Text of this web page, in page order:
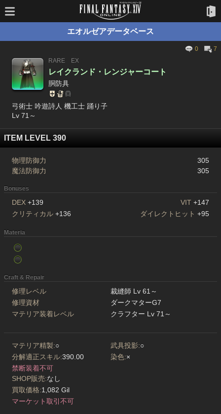
エオルゼアデータベース
0
7
RARE
EX
レイクランド・レンジャーコート
胴防具
弓術士 吟遊詩人 機工士 踊り子
Lv 71～
ITEM LEVEL 390
物理防御力
305
魔法防御力
305
Bonuses
DEX +139 VIT +147
クリティカル +136 ダイレクトヒット +95
Materia
Craft & Repair
修理レベル
裁縫師 Lv 61～
修理資材
ダークマターG7
マテリア装着レベル
クラフター Lv 71～
マテリア精製:○ 武具投影:○
分解適正スキル:390.00 染色:×
禁断装着不可
SHOP販売:なし
買取価格:1,082 Gil
マーケット取引不可